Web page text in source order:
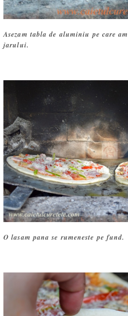
Asezam tabla de aluminiu pe care
jarului.
O lasam pana se rumeneste pe fund.